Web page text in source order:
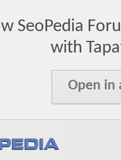
SeoPedia
with
Open in